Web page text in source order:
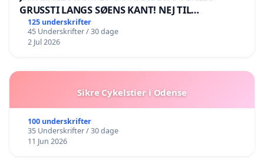
GRUSSTI LANGS SØENS KANT! NEJ TIL
BOARDWALK VÆK FRA SØEN
125 underskrifter
45 Underskrifter / 30 dage
2 Jul 2026
Sikre Cykelstier i Odense
100 underskrifter
35 Underskrifter / 30 dage
11 Jun 2026